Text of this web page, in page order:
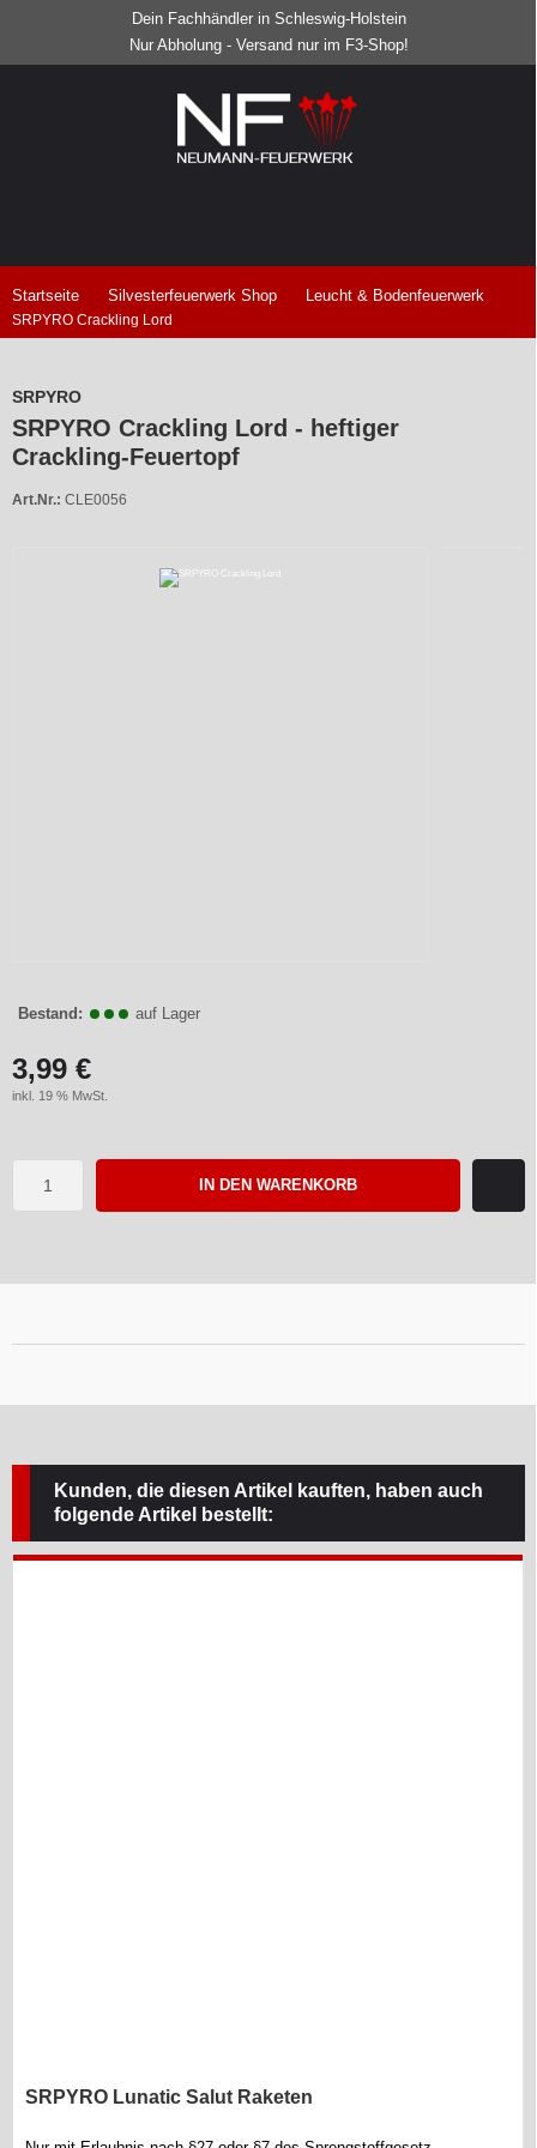
Dein Fachhändler in Schleswig-Holstein
Nur Abholung - Versand nur im F3-Shop!
Startseite Silvesterfeuerwerk Shop Leucht & Bodenfeuerwerk
SRPYRO Crackling Lord
SRPYRO
SRPYRO Crackling Lord - heftiger
Crackling-Feuertopf
Art.Nr.: CLE0056
Bestand: auf Lager
3,99 €
inkl. 19 % MwSt.
IN DEN WARENKORB
Kunden, die diesen Artikel kauften, haben auch
folgende Artikel bestellt:
SRPYRO Lunatic Salut Raketen